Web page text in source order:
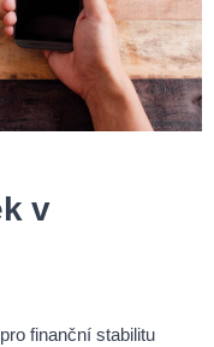
v
finanční stabilitu